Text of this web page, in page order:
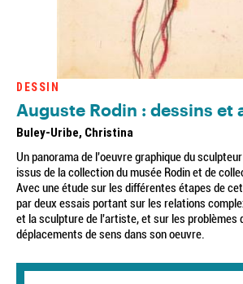
DESSIN
Auguste Rodin : dessins et
Buley-Uribe, Christina
Un panorama de l'oeuvre graphique du
issus de la collection du musée Rodin et de
Avec une étude sur les différentes étapes de
par deux essais portant sur les relations
et la sculpture de l'artiste, et sur les problèmes
déplacements de sens dans son oeuvre.